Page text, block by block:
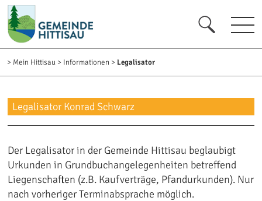
zur Startseite [0]
zur Navigation [1]
zum Inhalt [2]
zum Kontakt [3]
zur Suche [4]
> Mein Hittisau > Informationen > Legalisator
Legalisator Konrad Schwarz
Der Legalisator in der Gemeinde Hittisau beglaubigt
Urkunden in Grundbuchangelegenheiten betreffend
Liegenschaften (z.B. Kaufverträge, Pfandurkunden). Nur
nach vorheriger Terminabsprache möglich.